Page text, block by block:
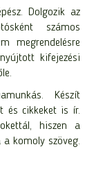
Dolgozik az
számos
megrendelésre
kifejezési
Készít
és cikkeket is ír.
hiszen a
komoly szöveg.